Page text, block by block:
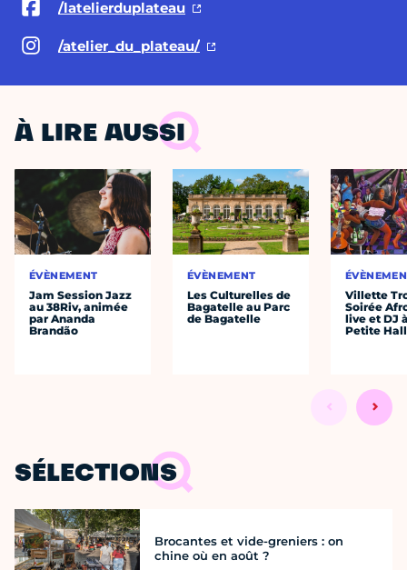
/latelierduplateau
/atelier_du_plateau/
À LIRE AUSSI
ÉVÈNEMENT
Jam Session Jazz
au 38Riv, animée
par Ananda
Brandão
ÉVÈNEMENT
Les Culturelles de
Bagatelle au Parc
de Bagatelle
Villette
Soirée
live et DJ
Petite
SÉLECTIONS
Brocantes et vide-greniers : on
chine où en août ?